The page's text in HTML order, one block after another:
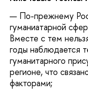
По-прежнему
гуманиатарной
Вместе с тем
годы наблюдается
гуманитарного
регионе, что
факторами;